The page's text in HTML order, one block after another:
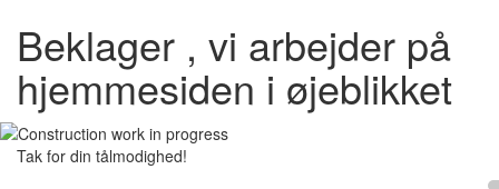
Beklager , vi arbejder på
hjemmesiden i øjeblikket
Tak for din tålmodighed!